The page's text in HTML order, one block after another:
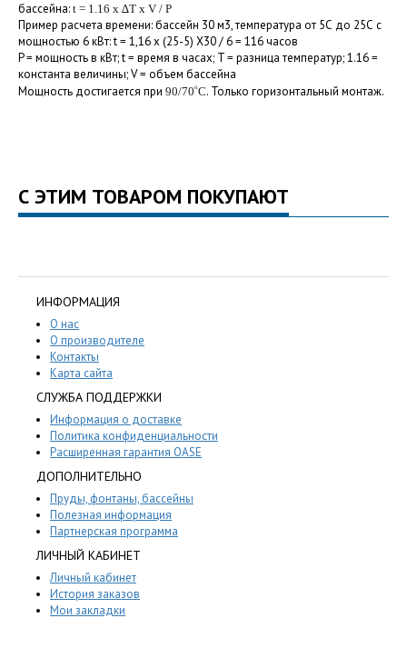
бассейна: t = 1.16 x ∆T x V / P
Пример расчета времени: бассейн 30 м3, температура от 5С до 25С с
мощностью 6 кВт: t = 1,16 х (25-5) X30 / 6 = 116 часов
P = мощность в кВт; t = время в часах; T = разница температур; 1.16 =
константа величины; V = объем бассейна
Мощность достигается при 90/70oC. Только горизонтальный монтаж.
С ЭТИМ ТОВАРОМ ПОКУПАЮТ
ИНФОРМАЦИЯ
О нас
О производителе
Контакты
Карта сайта
СЛУЖБА ПОДДЕРЖКИ
Информация о доставке
Политика конфиденциальности
Расширенная гарантия OASE
ДОПОЛНИТЕЛЬНО
Пруды, фонтаны, бассейны
Полезная информация
Партнерская программа
ЛИЧНЫЙ КАБИНЕТ
Личный кабинет
История заказов
Мои закладки